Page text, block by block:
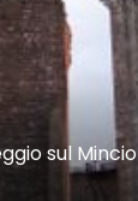
sul Mincio